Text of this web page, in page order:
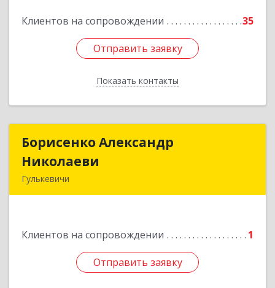
Клиентов на сопровождении 35
Отправить заявку
Показать контакты
Подробнее
Отправить заявку
Назад
Борисенко Александр
Николаеви
Гулькевичи
Клиентов на сопровождении 1
Отправить заявку
Борисенко Александр
Отправить заявку